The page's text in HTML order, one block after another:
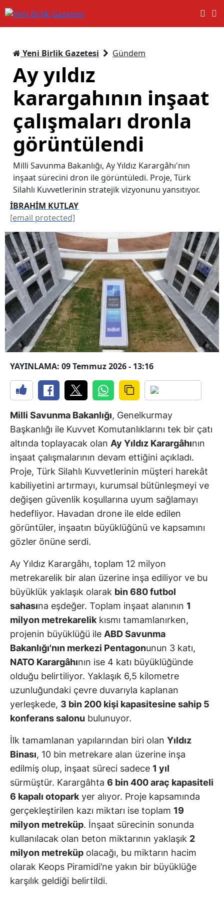
Yeni Birlik Gazetesi Gündem
Ay yıldız
karargahının inşaat
çalışmaları dronla
görüntülendi
Milli Savunma Bakanlığı, Ay Yıldız Karargâhı'nın
inşaat sürecini dron ile görüntüledi. Proje, Türk
Silahlı Kuvvetlerinin stratejik vizyonunu yansıtıyor.
İBRAHİM KUTLAY
[email protected]
YAYINLAMA: 09 Temmuz 2026 - 13:16
Milli Savunma Bakanlığı, Genelkurmay
Başkanlığı ile Kuvvet Komutanlıklarını tek bir çatı
altında toplayacak olan Ay Yıldız Karargâhının
inşaat çalışmalarının devam ettiğini açıkladı.
Proje, Türk Silahlı Kuvvetlerinin müşteri harekât
kabiliyetini artırmayı, kurumsal bütünleşmeyi ve
değişen güvenlik koşullarına uyum sağlamayı
hedefliyor. Havadan drone ile elde edilen
görüntüler, inşaatın büyüklüğünü ve kapsamını
gözler önüne serdi.
Ay Yıldız Karargâhı, toplam 12 milyon
metrekarelik bir alan üzerine inşa ediliyor ve bu
büyüklük yaklaşık olarak bin 680 futbol
sahasına eşdeğer. Toplam inşaat alanının 1
milyon metrekarelikkısmı tamamlanırken,
projenin büyüklüğü ile ABD Savunma
Bakanlığı'nın merkezi Pentagonunun 3 katı,
NATO Karargâhının ise 4 katı büyüklüğünde
olduğu belirtiliyor. Yaklaşık 6,5 kilometre
uzunluğundaki çevre duvarıyla kaplanan
yerleşkede, 3 bin 200 kişi kapasitesine sahip 5
konferans salonu bulunuyor.
İlk tamamlanan yapılarından biri olan Yıldız
Binası, 10 bin metrekare alan üzerine inşa
edilmiş olup, inşaat süreci sadece 1 yıl
sürmüştür. Karargâhta 6 bin 400 araç kapasiteli
6 kapalı otoparkyer alıyor. Proje kapsamında
gerçekleştirilen kazı miktarı ise toplam 19
milyon metreküp. İnşaat sürecinin sonunda
kullanılacak olan beton miktarının yaklaşık 2
milyon metreküp olacağı, bu miktarın hacim
olarak Keops Piramidi’ne yakın bir büyüklüğe
karşılık geldiği belirtildi.